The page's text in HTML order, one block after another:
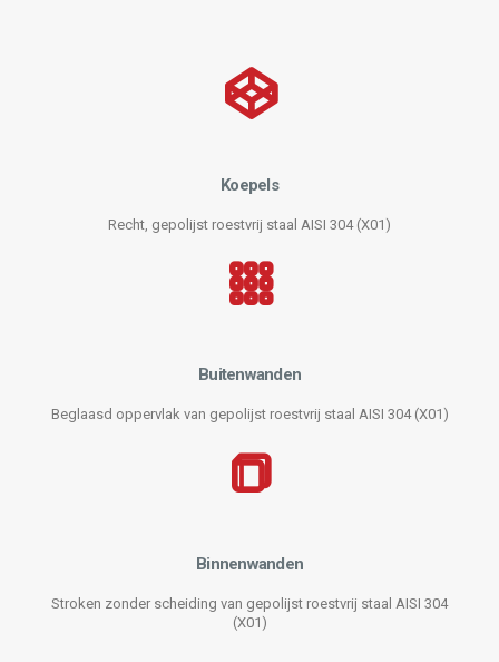
Koepels
Recht, gepolijst roestvrij staal AISI 304 (X01)
Buitenwanden
Beglaasd oppervlak van gepolijst roestvrij staal AISI 304 (X01)
Binnenwanden
Stroken zonder scheiding van gepolijst roestvrij staal AISI 304
(X01)